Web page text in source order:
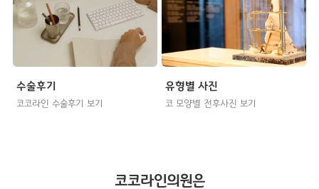
수술후기
코코라인 수술후기 보기
유형별 사진
코 모양별 전후사진 보기
코코라인의원은